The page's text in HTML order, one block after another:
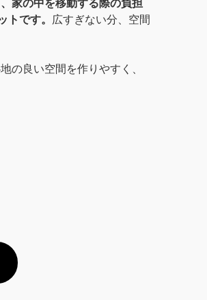
家の中を移動する際の負担
です。
広すぎない分、空間
の良い空間を作りやすく、